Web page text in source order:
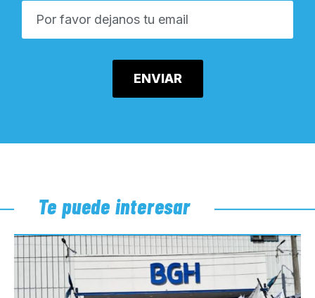
Te puede interesar